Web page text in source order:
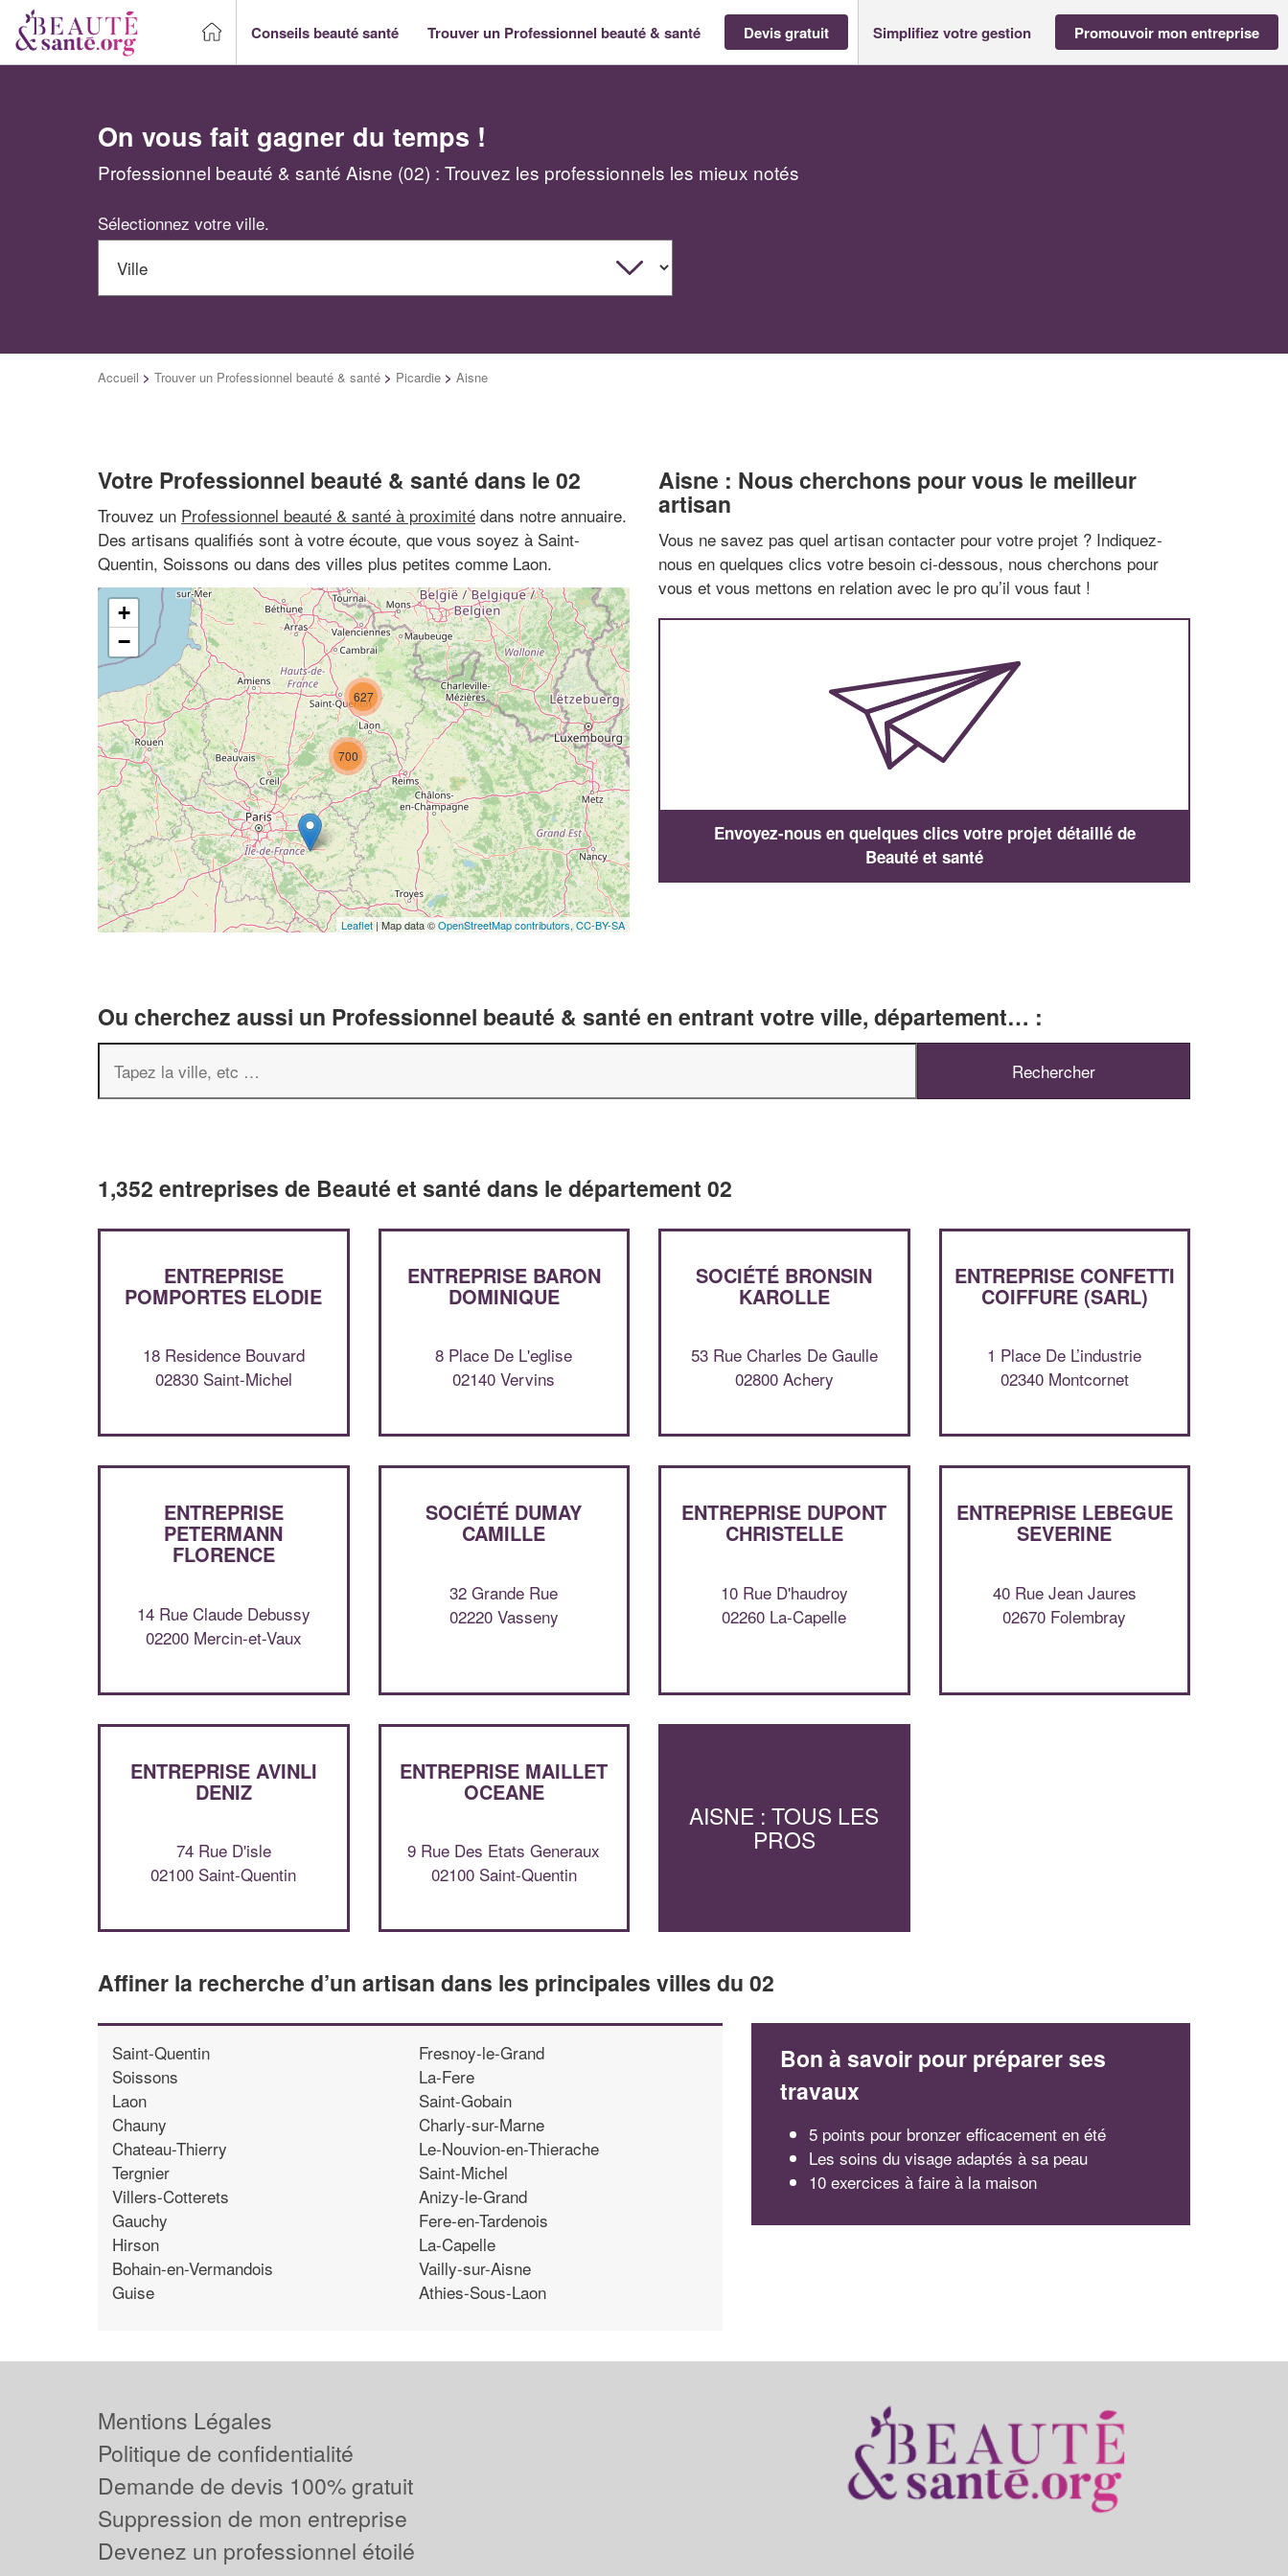
Conseils beauté santé Trouver un Professionnel beauté & santé Devis gratuit Simplifiez votre gestion Promouvoir mon entreprise
On vous fait gagner du temps !
Professionnel beauté & santé Aisne (02) : Trouvez les professionnels les mieux notés
Sélectionnez votre ville.
Accueil > Trouver un Professionnel beauté & santé > Picardie > Aisne
Votre Professionnel beauté & santé dans le 02
Trouvez un Professionnel beauté & santé à proximité dans notre annuaire.
Des artisans qualifiés sont à votre écoute, que vous soyez à Saint-
Quentin, Soissons ou dans des villes plus petites comme Laon.
627
700
+
−
Leaflet | Map data ©OpenStreetMap contributors, CC-BY-SA
Aisne : Nous cherchons pour vous le meilleur
artisan
Vous ne savez pas quel artisan contacter pour votre projet ? Indiquez-
nous en quelques clics votre besoin ci-dessous, nous cherchons pour
vous et vous mettons en relation avec le pro qu’il vous faut !
Envoyez-nous en quelques clics votre projet détaillé de
Beauté et santé
Ou cherchez aussi un Professionnel beauté & santé en entrant votre ville, département… :
1,352 entreprises de Beauté et santé dans le département 02
ENTREPRISE
POMPORTES ELODIE
18 Residence Bouvard
02830 Saint-Michel
ENTREPRISE BARON
DOMINIQUE
8 Place De L'eglise
02140 Vervins
SOCIÉTÉ BRONSIN
KAROLLE
53 Rue Charles De Gaulle
02800 Achery
ENTREPRISE CONFETTI
COIFFURE (SARL)
1 Place De L’industrie
02340 Montcornet
ENTREPRISE
PETERMANN
FLORENCE
14 Rue Claude Debussy
02200 Mercin-et-Vaux
SOCIÉTÉ DUMAY
CAMILLE
32 Grande Rue
02220 Vasseny
ENTREPRISE DUPONT
CHRISTELLE
10 Rue D'haudroy
02260 La-Capelle
ENTREPRISE LEBEGUE
SEVERINE
40 Rue Jean Jaures
02670 Folembray
ENTREPRISE AVINLI
DENIZ
74 Rue D'isle
02100 Saint-Quentin
ENTREPRISE MAILLET
OCEANE
9 Rue Des Etats Generaux
02100 Saint-Quentin
AISNE : TOUS LES
PROS
Affiner la recherche d’un artisan dans les principales villes du 02
Saint-Quentin
Soissons
Laon
Chauny
Chateau-Thierry
Tergnier
Villers-Cotterets
Gauchy
Hirson
Bohain-en-Vermandois
Guise
Fresnoy-le-Grand
La-Fere
Saint-Gobain
Charly-sur-Marne
Le-Nouvion-en-Thierache
Saint-Michel
Anizy-le-Grand
Fere-en-Tardenois
La-Capelle
Vailly-sur-Aisne
Athies-Sous-Laon
Bon à savoir pour préparer ses
travaux
5 points pour bronzer efficacement en été
Les soins du visage adaptés à sa peau
10 exercices à faire à la maison
Vous êtes un
professionnel ?
Augmentez votre chiffre d'affaires
vosmargestout en gagnant de
nouveaux clients
En savoir plus
Mentions Légales
Politique de confidentialité
Demande de devis 100% gratuit
Suppression de mon entreprise
Devenez un professionnel étoilé